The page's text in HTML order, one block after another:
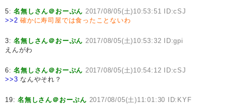
5:名無しさん＠おーぷん 2017/08/05(土)10:53:51 ID:cSJ
>>2 確かに寿司屋では食ったことないわ
3:名無しさん＠おーぷん 2017/08/05(土)10:53:32 ID:gpi
えんがわ
6:名無しさん＠おーぷん 2017/08/05(土)10:54:12 ID:cSJ
>>3 なんやそれ？
19:名無しさん＠おーぷん 2017/08/05(土)11:01:30 ID:KYF